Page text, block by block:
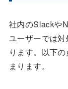
社内のSlackや
ユーザーでは
ります。以下
まります。